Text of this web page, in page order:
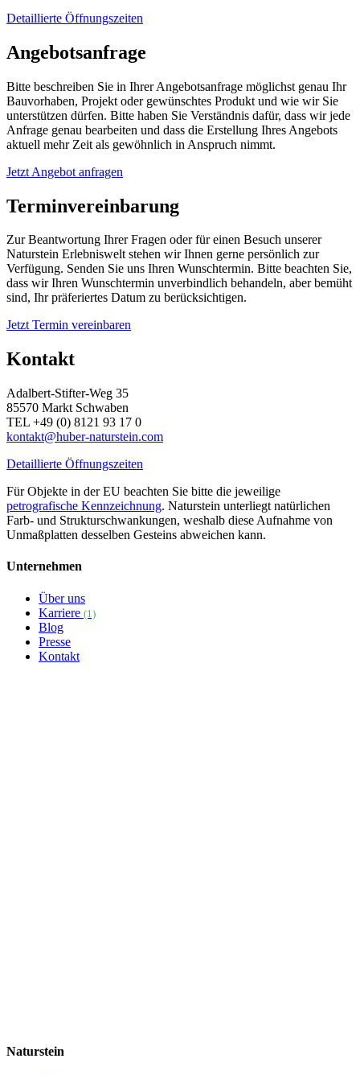
Detaillierte Öffnungszeiten
Angebotsanfrage
Bitte beschreiben Sie in Ihrer Angebotsanfrage möglichst genau Ihr
Bauvorhaben, Projekt oder gewünschtes Produkt und wie wir Sie
unterstützen dürfen. Bitte haben Sie Verständnis dafür, dass wir jede
Anfrage genau bearbeiten und dass die Erstellung Ihres Angebots
aktuell mehr Zeit als gewöhnlich in Anspruch nimmt.
Jetzt Angebot anfragen
Terminvereinbarung
Zur Beantwortung Ihrer Fragen oder für einen Besuch unserer
Naturstein Erlebniswelt stehen wir Ihnen gerne persönlich zur
Verfügung. Senden Sie uns Ihren Wunschtermin. Bitte beachten Sie,
dass wir Ihren Wunschtermin unverbindlich behandeln, aber bemüht
sind, Ihr präferiertes Datum zu berücksichtigen.
Jetzt Termin vereinbaren
Kontakt
Adalbert-Stifter-Weg 35
85570 Markt Schwaben
TEL +49 (0) 8121 93 17 0
kontakt@huber-naturstein.com
Detaillierte Öffnungszeiten
Für Objekte in der EU beachten Sie bitte die jeweilige
petrografische Kennzeichnung. Naturstein unterliegt natürlichen
Farb- und Strukturschwankungen, weshalb diese Aufnahme von
Unmaßplatten desselben Gesteins abweichen kann.
Unternehmen
Über uns
Karriere (1)
Blog
Presse
Kontakt
Naturstein